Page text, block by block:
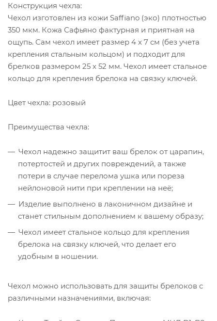
Конструкция чехла:
Чехол изготовлен из кожи Saffiano (эко) плотностью
350 мкм. Кожа Сафьяно фактурная и приятная на
ощупь. Сам чехол имеет размер 4 x 7 см (без учета
крепления стальным кольцом) и подходит для
брелков размером 25 х 52 мм. Чехол имеет стальное
кольцо для крепления брелока на связку ключей.
Цвет чехла: розовый
Преимущества чехла:
Чехол надежно защитит ваш брелок от царапин,
потертостей и других повреждений, а также
потери в случае перелома ушка или пореза
нейлоновой нити при креплении на неё;
Изделие выполнено в лаконичном дизайне и
станет стильным дополнением к вашему образу;
Чехол имеет стальное кольцо для крепления
брелока на связку ключей, что делает его
удобным в ношении.
Чехол можно использовать для защиты брелоков с
различными назначениями, включая: